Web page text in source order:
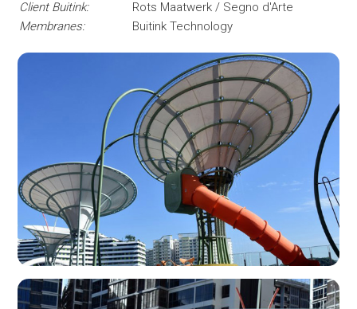
Client Buitink:
Rots Maatwerk / Segno d'Arte
Membranes:
Buitink Technology